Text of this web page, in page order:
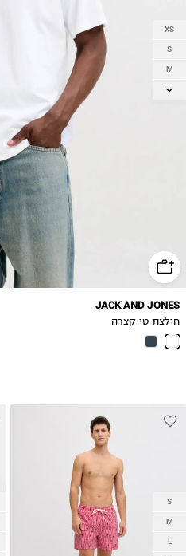
XS
S
M
L
JACK AND JONES
חולצת טי קצרה
S
M
L